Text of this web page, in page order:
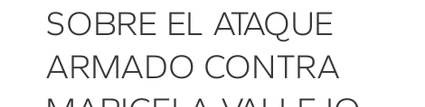
SOBRE EL ATAQUE
ARMADO CONTRA